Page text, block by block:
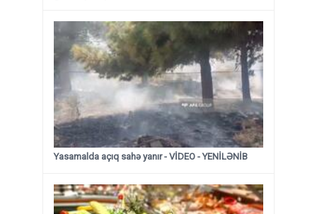
Yasamalda açıq sahə yanır - VİDEO - YENİLƏNİB